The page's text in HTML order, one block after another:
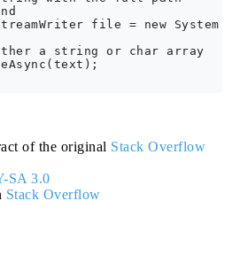
file = new
a string or char array
of the original Stack Overflow
SA 3.0
Stack Overflow